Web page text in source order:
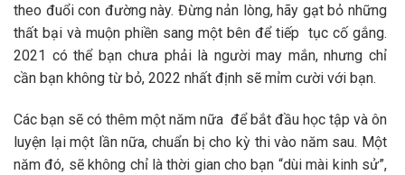
theo đuổi con đường này. Đừng nản lòng, hãy gạt bỏ những
thất bại và muộn phiền sang một bên để tiếp tục cố gắng.
2021 có thể bạn chưa phải là người may mắn, nhưng chỉ
cần bạn không từ bỏ, 2022 nhất định sẽ mỉm cười với bạn.
Các bạn sẽ có thêm một năm nữa để bắt đầu học tập và ôn
luyện lại một lần nữa, chuẩn bị cho kỳ thi vào năm sau. Một
năm đó, sẽ không chỉ là thời gian cho bạn “dùi mài kinh sử”,